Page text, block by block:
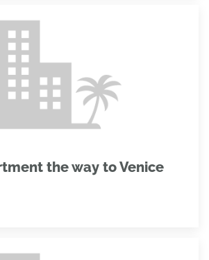
the way to Venice